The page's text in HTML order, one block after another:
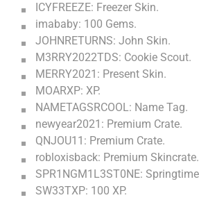
ICYFREEZE: Freezer Skin.
imababy: 100 Gems.
JOHNRETURNS: John Skin.
M3RRY2022TDS: Cookie Scout.
MERRY2021: Present Skin.
MOARXP: XP.
NAMETAGSRCOOL: Name Tag.
newyear2021: Premium Crate.
QNJOU11: Premium Crate.
robloxisback: Premium Skincrate.
SPR1NGM1L3ST0NE:
SW33TXP: 100 XP.